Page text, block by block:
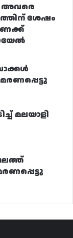
അവരെ
ശേഷം
മലയാളി